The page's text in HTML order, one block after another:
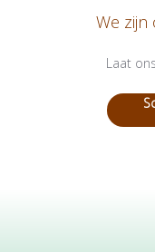
We zijn
Laat